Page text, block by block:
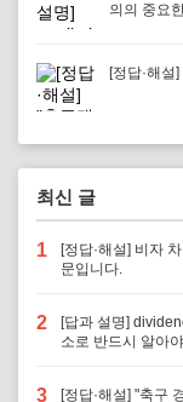
의의 중요
[정답·해
최신 글
1
[정답·해설] 비자
문입니다.
2
[답과 설명]
소로 반드시 알아
3
[정답·해설] "축구